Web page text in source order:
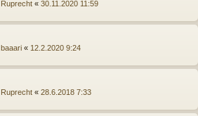
Ruprecht « 30.11.2020 11:59
baaari « 12.2.2020 9:24
Ruprecht « 28.6.2018 7:33